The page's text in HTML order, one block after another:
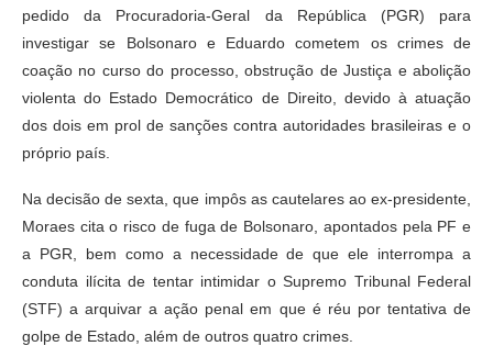
pedido da Procuradoria-Geral da República (PGR) para
investigar se Bolsonaro e Eduardo cometem os crimes de
coação no curso do processo, obstrução de Justiça e abolição
violenta do Estado Democrático de Direito, devido à atuação
dos dois em prol de sanções contra autoridades brasileiras e o
próprio país.
Na decisão de sexta, que impôs as cautelares ao ex-presidente,
Moraes cita o risco de fuga de Bolsonaro, apontados pela PF e
a PGR, bem como a necessidade de que ele interrompa a
conduta ilícita de tentar intimidar o Supremo Tribunal Federal
(STF) a arquivar a ação penal em que é réu por tentativa de
golpe de Estado, além de outros quatro crimes.